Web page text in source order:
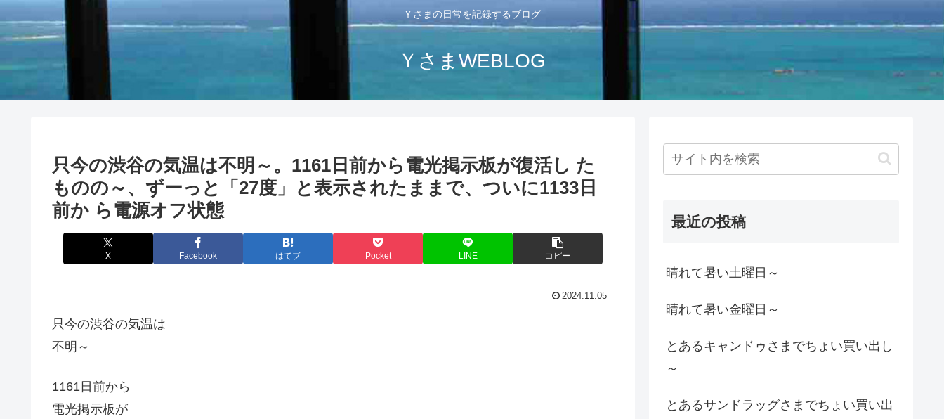
Ｙさまの日常を記録するブログ
ＹさまWEBLOG
只今の渋谷の気温は不明～。1161日前から電光掲示板が復活し た
ものの～、ずーっと「27度」と表示されたままで、ついに1133日
前か ら電源オフ状態
X Facebook はてブ Pocket LINE コピー
2024.11.05
只今の渋谷の気温は
不明～
1161日前から
電光掲示板が
最近の投稿
晴れて暑い土曜日～
晴れて暑い金曜日～
とあるキャンドゥさまでちょい買い出し
～
とあるサンドラッグさまでちょい買い出